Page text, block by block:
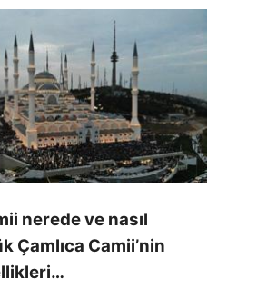
nerede ve nasıl
Çamlıca Camii’nin